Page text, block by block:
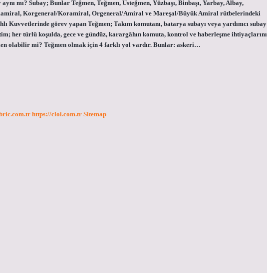
mı? Subay; Bunlar Teğmen, Teğmen, Üsteğmen, Yüzbaşı, Binbaşı, Yarbay, Albay,
Korgeneral/Koramiral, Orgeneral/Amiral ve Mareşal/Büyük Amiral rütbelerindeki
Kuvvetlerinde görev yapan Teğmen; Takım komutanı, batarya subayı veya yardımcı subay
her türlü koşulda, gece ve gündüz, karargâhın komuta, kontrol ve haberleşme ihtiyaçlarını
olabilir mi? Teğmen olmak için 4 farklı yol vardır. Bunlar: askeri…
https://cloi.com.tr Sitemap